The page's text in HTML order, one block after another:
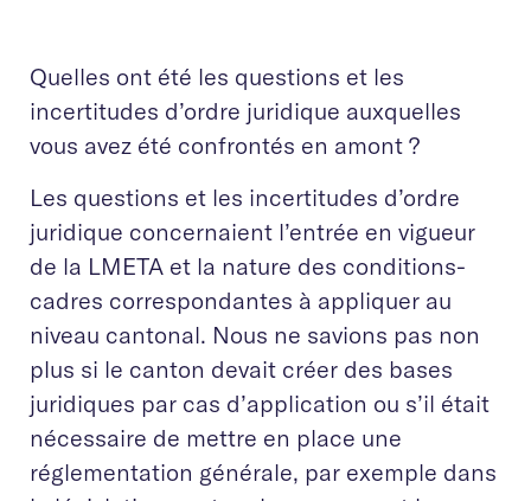
Quelles ont été les questions et les
incertitudes d’ordre juridique auxquelles
vous avez été confrontés en amont ?
Les questions et les incertitudes d’ordre
juridique concernaient l’entrée en vigueur
de la LMETA et la nature des conditions-
cadres correspondantes à appliquer au
niveau cantonal. Nous ne savions pas non
plus si le canton devait créer des bases
juridiques par cas d’application ou s’il était
nécessaire de mettre en place une
réglementation générale, par exemple dans